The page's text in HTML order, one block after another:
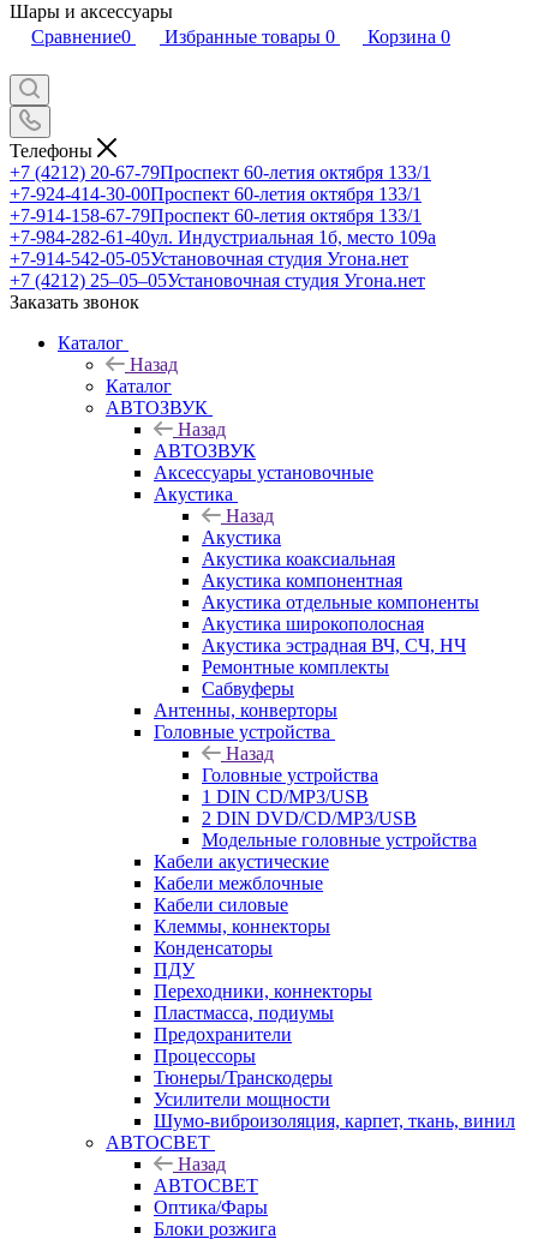
Шары и аксессуары
Сравнение0 Избранные товары 0 Корзина 0
Телефоны
+7 (4212) 20-67-79Проспект 60-летия октября 133/1
+7-924-414-30-00Проспект 60-летия октября 133/1
+7-914-158-67-79Проспект 60-летия октября 133/1
+7-984-282-61-40ул. Индустриальная 1б, место 109а
+7-914-542-05-05Установочная студия Угона.нет
+7 (4212) 25‒05‒05Установочная студия Угона.нет
Заказать звонок
Каталог
Назад
Каталог
АВТОЗВУК
Назад
АВТОЗВУК
Аксессуары установочные
Акустика
Назад
Акустика
Акустика коаксиальная
Акустика компонентная
Акустика отдельные компоненты
Акустика широкополосная
Акустика эстрадная ВЧ, СЧ, НЧ
Ремонтные комплекты
Сабвуферы
Антенны, конверторы
Головные устройства
Назад
Головные устройства
1 DIN CD/MP3/USB
2 DIN DVD/CD/MP3/USB
Модельные головные устройства
Кабели акустические
Кабели межблочные
Кабели силовые
Клеммы, коннекторы
Конденсаторы
ПДУ
Переходники, коннекторы
Пластмасса, подиумы
Предохранители
Процессоры
Тюнеры/Транскодеры
Усилители мощности
Шумо-виброизоляция, карпет, ткань, винил
АВТОСВЕТ
Назад
АВТОСВЕТ
Оптика/Фары
Блоки розжига